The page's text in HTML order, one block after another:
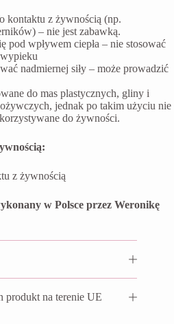
kontaktu z żywnością (np.
– nie jest zabawką.
pod wpływem ciepła – nie stosować
nadmiernej siły – może prowadzić
do mas plastycznych, gliny i
jednak po takim użyciu nie
do żywności.
z żywnością
w Polsce przez Weronikę
produkt na terenie UE